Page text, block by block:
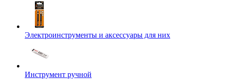
Электроинструменты и аксессуары для них
Инструмент ручной